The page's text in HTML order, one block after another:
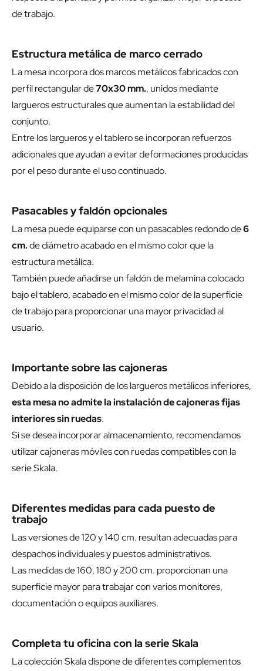
de trabajo.
Estructura metálica de marco cerrado
La mesa incorpora dos marcos metálicos fabricados con
perfil rectangular de70x30 mm., unidos mediante
largueros estructurales que aumentan la estabilidad del
conjunto.
Entre los largueros y el tablero se incorporan refuerzos
adicionales que ayudan a evitar deformaciones producidas
por el peso durante el uso continuado.
Pasacables y faldón opcionales
La mesa puede equiparse con un pasacables redondo de6
cm.de diámetro acabado en el mismo color que la
estructura metálica.
También puede añadirse un faldón de melamina colocado
bajo el tablero, acabado en el mismo color de la superficie
de trabajo para proporcionar una mayor privacidad al
usuario.
Importante sobre las cajoneras
Debido a la disposición de los largueros metálicos inferiores,
esta mesa no admite la instalación de cajoneras fijas
interiores sin ruedas.
Si se desea incorporar almacenamiento, recomendamos
utilizar cajoneras móviles con ruedas compatibles con la
serie Skala.
Diferentes medidas para cada puesto de
trabajo
Las versiones de 120 y 140 cm. resultan adecuadas para
despachos individuales y puestos administrativos.
Las medidas de 160, 180 y 200 cm. proporcionan una
superficie mayor para trabajar con varios monitores,
documentación o equipos auxiliares.
Completa tu oficina con la serie Skala
La colección Skala dispone de diferentes complementos